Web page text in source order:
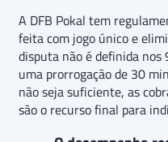
A DFB Pokal tem
feita com jogo único e
disputa não é definida
uma prorrogação de 30
não seja suficiente, as
são o recurso final para